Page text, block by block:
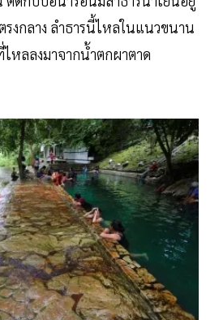
งกลาง ลำธารนี้ไหลในแนวขนาน
หลลงมาจากน้ำตกผาตาด